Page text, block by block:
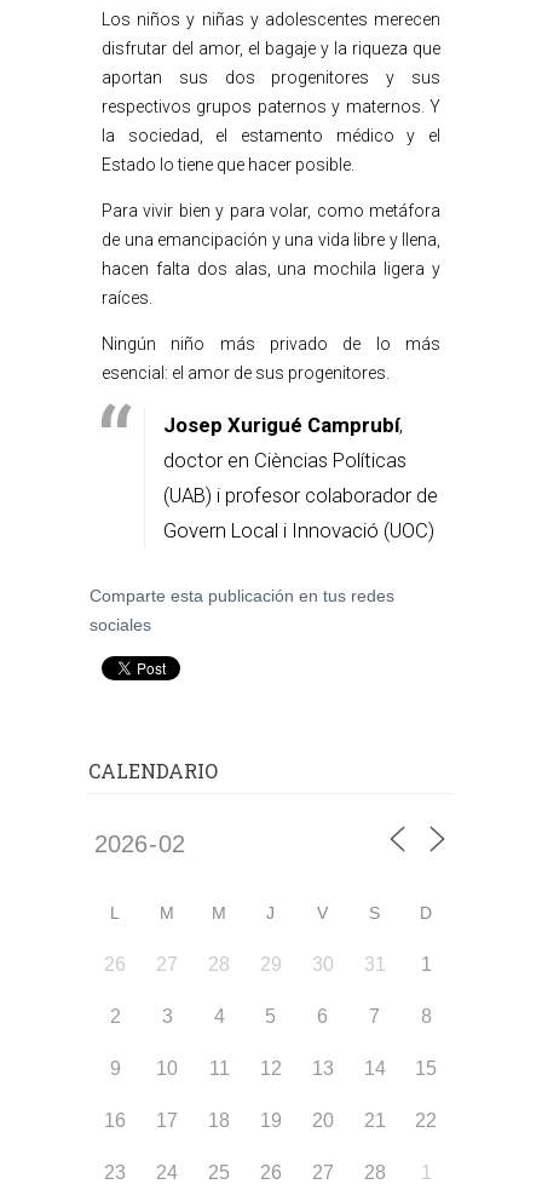
Los niños y niñas y adolescentes merecen
disfrutar del amor, el bagaje y la riqueza que
aportan sus dos progenitores y sus
respectivos grupos paternos y maternos. Y
la sociedad, el estamento médico y el
Estado lo tiene que hacer posible.
Para vivir bien y para volar, como metáfora
de una emancipación y una vida libre y llena,
hacen falta dos alas, una mochila ligera y
raíces.
Ningún niño más privado de lo más
esencial: el amor de sus progenitores.
Josep Xurigué Camprubí,
doctor en Cièncias Políticas
(UAB) i profesor colaborador de
Govern Local i Innovació (UOC)
Comparte esta publicación en tus redes
sociales
CALENDARIO
L M M J V S D
26 27 28 29 30 31 1
2 3 4 5 6 7 8
9 10 11 12 13 14 15
16 17 18 19 20 21 22
23 24 25 26 27 28 1